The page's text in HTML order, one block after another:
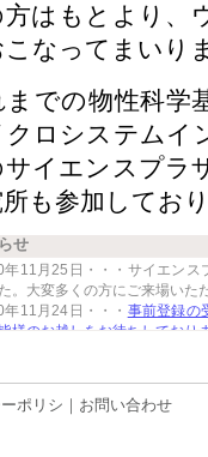
ギャップを持つ窒化アル
す。本シンポジウムでは
ークな電子・光物性、最
高速光通信の通信制御用ハー
る
級FTTH用通信制御LSI設計技術～
ステムインテグレーション研究所 [コー
を自在に変換する
整合LiNbO3導波路を用いた波長変
ス研究所 [コースE]
サイズの多自由度『ぶるな
る歩行誘導
ーション科学基礎研究所 [コースF]
ケーションシーンを即座に分析
れを分析する音声技術と映像技術の
ーション科学基礎研究所 [コースG]
あげられました。
る賞に結びついて
の成功に至るまで
くことができると
戻る
方はもとより、
こなってまいり
までの物性科学
クロシステムイ
サイエンスプラ
も参加してお
せ
年11月25日・・・サイエンス
。大変多くの方にご来場いた
年11月24日・・・ 事前登録の
様のお越しをお待ちしており
ポリシ ｜ お問い合わせ